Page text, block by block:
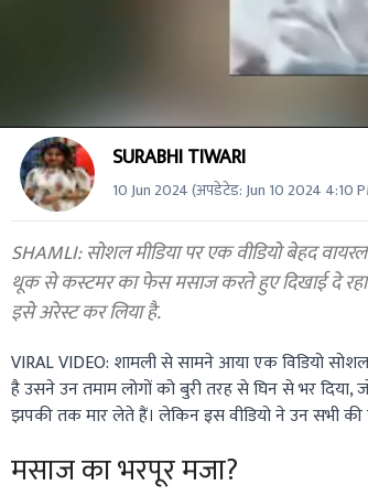
seconds
secondsVolume
0%
SURABHI TIWARI
10 Jun 2024(अपडेटेड:Jun 10 2024 4:10
SHAMLI: सोशल मीडिया पर एक वीडियो बेहद
थूक से कस्टमर का फेस मसाज करते हुए दिखाई दे
इसे अरेस्ट कर लिया है.
VIRAL VIDEO: शामली से सामने आया एक विडियो
है उसने उन तमाम लोगों को बुरी तरह से घिन से भर
झपकी तक मार लेते हैं। लेकिन इस वीडियो ने उन सभी
मसाज का भरपूर मजा?